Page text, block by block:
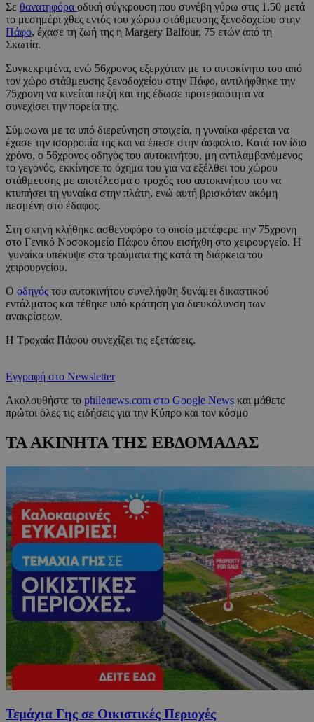
Σε θανατηφόρα οδική σύγκρουση που συνέβη γύρω στις 1.50 μετά
το μεσημέρι χθες εντός του χώρου στάθμευσης ξενοδοχείου στην
Πάφο, έχασε τη ζωή της η Margery Balfour, 75 ετών από τη
Σκωτία.
Συγκεκριμένα, ενώ 56χρονος εξερχόταν με το αυτοκίνητο του από
τον χώρο στάθμευσης ξενοδοχείου στην Πάφο, αντιλήφθηκε την
75χρονη να κινείται πεζή και της έδωσε προτεραιότητα να
συνεχίσει την πορεία της.
Σύμφωνα με τα υπό διερεύνηση στοιχεία, η γυναίκα φέρεται να
έχασε την ισορροπία της και να έπεσε στην άσφαλτο. Κατά τον ίδιο
χρόνο, ο 56χρονος οδηγός του αυτοκινήτου, μη αντιλαμβανόμενος
το γεγονός, εκκίνησε το όχημα του για να εξέλθει του χώρου
στάθμευσης με αποτέλεσμα ο τροχός του αυτοκινήτου του να
κτυπήσει τη γυναίκα στην πλάτη, ενώ αυτή βρισκόταν ακόμη
πεσμένη στο έδαφος.
Στη σκηνή κλήθηκε ασθενοφόρο το οποίο μετέφερε την 75χρονη
στο Γενικό Νοσοκομείο Πάφου όπου εισήχθη στο χειρουργείο. Η
γυναίκα υπέκυψε στα τραύματα της κατά τη διάρκεια του
χειρουργείου.
Ο οδηγός του αυτοκινήτου συνελήφθη δυνάμει δικαστικού
εντάλματος και τέθηκε υπό κράτηση για διευκόλυνση των
ανακρίσεων.
Η Τροχαία Πάφου συνεχίζει τις εξετάσεις.
Εγγραφή στο Newsletter
Ακολουθήστε το philenews.com στο Google News και μάθετε
πρώτοι όλες τις ειδήσεις για την Κύπρο και τον κόσμο
ΤΑ ΑΚΙΝΗΤΑ ΤΗΣ ΕΒΔΟΜΑΔΑΣ
Τεμάχια Γης σε Οικιστικές Περιοχές